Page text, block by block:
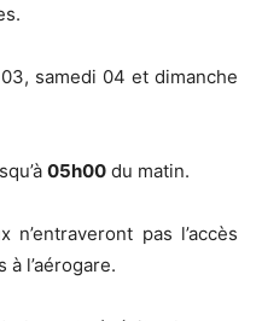
samedi 04 et dimanche
05h00 du matin.
n’entraveront pas l’accès
l’aérogare.